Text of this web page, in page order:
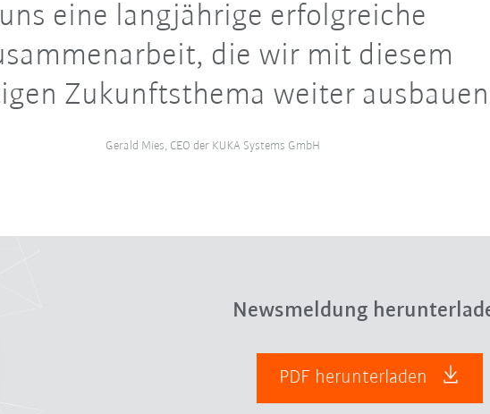
uns eine langjährige erfolgreiche
die wir mit diesem
Zukunftsthema weiter
Gerald Mies, CEO der KUKA Systems GmbH
Newsmeldung
PDF herunterladen